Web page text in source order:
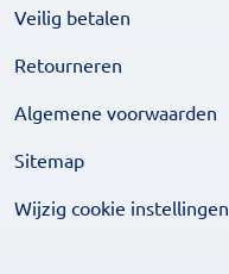
Veilig betalen
Retourneren
Algemene voorwaarden
Sitemap
Wijzig cookie instellingen